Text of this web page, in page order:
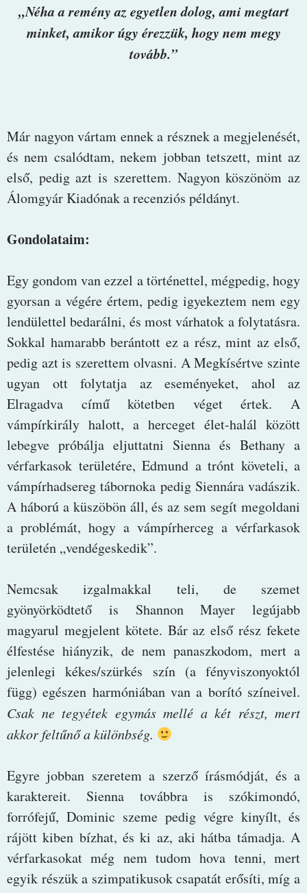
„Néha a remény az egyetlen dolog, ami megtart
minket, amikor úgy érezzük, hogy nem megy
tovább.”
Már nagyon vártam ennek a résznek a megjelenését,
és nem csalódtam, nekem jobban tetszett, mint az
első, pedig azt is szerettem. Nagyon köszönöm az
Álomgyár Kiadónak a recenziós példányt.
Gondolataim:
Egy gondom van ezzel a történettel, mégpedig, hogy
gyorsan a végére értem, pedig igyekeztem nem egy
lendülettel bedarálni, és most várhatok a folytatásra.
Sokkal hamarabb berántott ez a rész, mint az első,
pedig azt is szerettem olvasni. A Megkísértve szinte
ugyan ott folytatja az eseményeket, ahol az
Elragadva című kötetben véget értek. A
vámpírkirály halott, a herceget élet-halál között
lebegve próbálja eljuttatni Sienna és Bethany a
vérfarkasok területére, Edmund a trónt követeli, a
vámpírhadsereg tábornoka pedig Siennára vadászik.
A háború a küszöbön áll, és az sem segít megoldani
a problémát, hogy a vámpírherceg a vérfarkasok
területén „vendégeskedik”.
Nemcsak izgalmakkal teli, de szemet
gyönyörködtető is Shannon Mayer legújabb
magyarul megjelent kötete. Bár az első rész fekete
élfestése hiányzik, de nem panaszkodom, mert a
jelenlegi kékes/szürkés szín (a fényviszonyoktól
függ) egészen harmóniában van a borító színeivel.
Csak ne tegyétek egymás mellé a két részt, mert
akkor feltűnő a különbség.
Egyre jobban szeretem a szerző írásmódját, és a
karaktereit. Sienna továbbra is szókimondó,
forrófejű, Dominic szeme pedig végre kinyílt, és
rájött kiben bízhat, és ki az, aki hátba támadja. A
vérfarkasokat még nem tudom hova tenni, mert
egyik részük a szimpatikusok csapatát erősíti, míg a